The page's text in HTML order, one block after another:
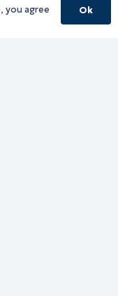
you agree
Ok